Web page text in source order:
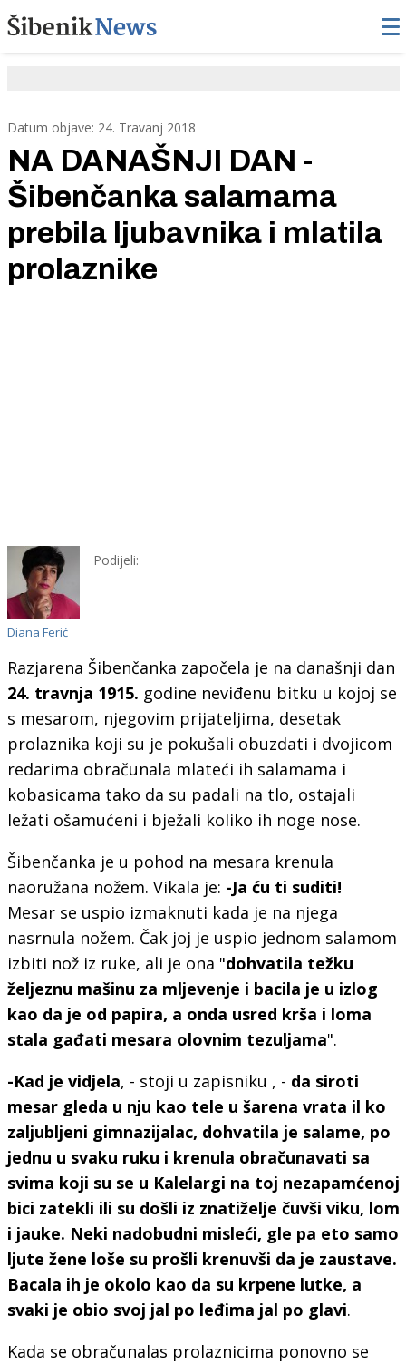
Datum objave: 24. Travanj 2018
NA DANAŠNJI DAN -
Šibenčanka salamama
prebila ljubavnika i mlatila
prolaznike
Diana Ferić
Podijeli:
Razjarena Šibenčanka započela je na današnji dan
24. travnja 1915. godine neviđenu bitku u kojoj se
s mesarom, njegovim prijateljima, desetak
prolaznika koji su je pokušali obuzdati i dvojicom
redarima obračunala mlateći ih salamama i
kobasicama tako da su padali na tlo, ostajali
ležati ošamućeni i bježali koliko ih noge nose.
Šibenčanka je u pohod na mesara krenula
naoružana nožem. Vikala je: -Ja ću ti suditi!
Mesar se uspio izmaknuti kada je na njega
nasrnula nožem. Čak joj je uspio jednom salamom
izbiti nož iz ruke, ali je ona "dohvatila težku
željeznu mašinu za mljevenje i bacila je u izlog
kao da je od papira, a onda usred krša i loma
stala gađati mesara olovnim tezuljama".
-Kad je vidjela, - stoji u zapisniku , - da siroti
mesar gleda u nju kao tele u šarena vrata il ko
zaljubljeni gimnazijalac, dohvatila je salame, po
jednu u svaku ruku i krenula obračunavati sa
svima koji su se u Kalelargi na toj nezapamćenoj
bici zatekli ili su došli iz znatiželje čuvši viku, lom
i jauke. Neki nadobudni misleći, gle pa eto samo
ljute žene loše su prošli krenuvši da je zaustave.
Bacala ih je okolo kao da su krpene lutke, a
svaki je obio svoj jal po leđima jal po glavi.
Kada se obračunalas prolaznicima ponovno se